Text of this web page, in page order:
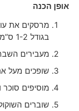
אופן הכנה
מרסקים את
בגודל 1-2 ס”מ
מעבירים
שופכים מעל את
מוסיפים סוכר
שוברים השוקולד